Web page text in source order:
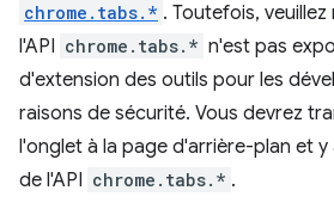
chrome.tabs.* . Toutefois,
l'API chrome.tabs.* n'est pas
d'extension des outils pour les
raisons de sécurité. Vous devrez
l'onglet à la page d'arrière-plan et
de l'API chrome.tabs.* .